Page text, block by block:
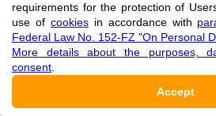
купировании механической
путей различной этиологии. Он
низким числом осложнений,
Достоинством ЧЧХС при низких
requirements for the protection of
use of cookiesin accordance with
Federal Law No. 152-FZ "On Personal
More details about the purposes,
consent
Accept